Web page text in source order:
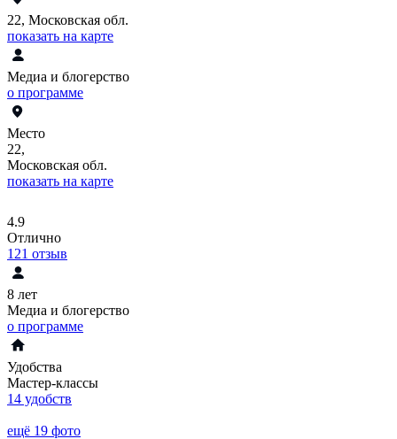
22, Московская обл.
показать на карте
Медиа и блогерство
о программе
Место
22,
Московская обл.
показать на карте
4.9
Отлично
121 отзыв
8 лет
Медиа и блогерство
о программе
Удобства
Мастер-классы
14 удобств
ещё 19 фото